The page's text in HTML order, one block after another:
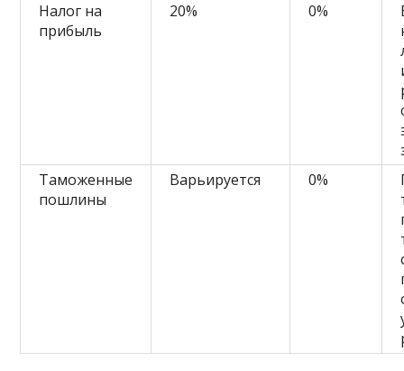
Налог на
прибыль
20% 0%
Таможенные
пошлины
Варьируется 0%